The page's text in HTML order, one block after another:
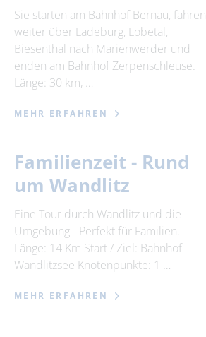
Sie starten am Bahnhof Bernau, fahren
weiter über Ladeburg, Lobetal,
Biesenthal nach Marienwerder und
enden am Bahnhof Zerpenschleuse.
Länge: 30 km, …
MEHR ERFAHREN
Familienzeit - Rund
um Wandlitz
Eine Tour durch Wandlitz und die
Umgebung - Perfekt für Familien.
Länge: 14 Km Start / Ziel: Bahnhof
Wandlitzsee Knotenpunkte: 1 …
MEHR ERFAHREN